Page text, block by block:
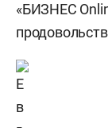
«БИЗНЕС